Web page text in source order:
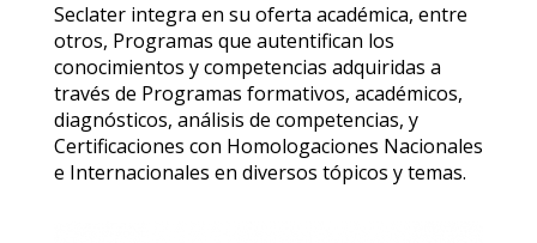
Seclater integra en su oferta académica, entre
otros, Programas que autentifican los
conocimientos y competencias adquiridas a
través de Programas formativos, académicos,
diagnósticos, análisis de competencias, y
Certificaciones con Homologaciones Nacionales
e Internacionales en diversos tópicos y temas.